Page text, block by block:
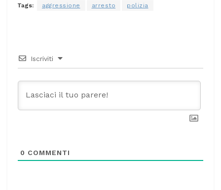
Tags: aggressione arresto polizia
Iscriviti
0 COMMENTI